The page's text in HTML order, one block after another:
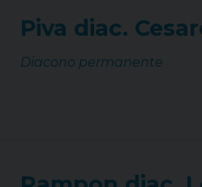
Piva diac.
Diacono permanente